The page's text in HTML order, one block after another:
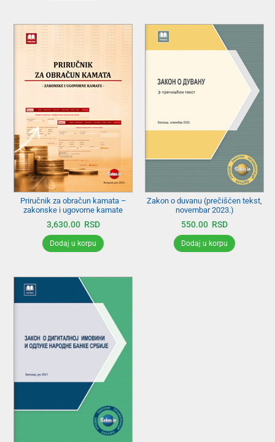
Priručnik za obračun kamata –
zakonske i ugovorne kamate
3,630.00 RSD
Dodaj u korpu
Zakon o duvanu (prečišćen tekst,
novembar 2023.)
550.00 RSD
Dodaj u korpu